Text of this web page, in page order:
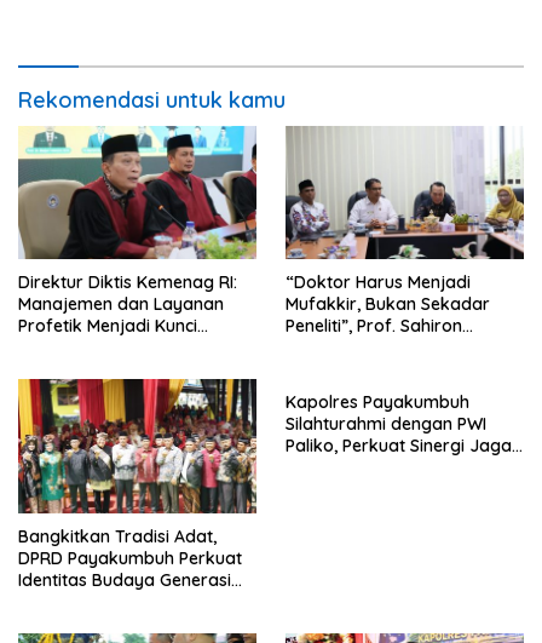
Rekomendasi untuk kamu
Direktur Diktis Kemenag RI:
Manajemen dan Layanan
Profetik Menjadi Kunci
Kampus Bereputasi Global
“Doktor Harus Menjadi
Mufakkir, Bukan Sekadar
Peneliti”, Prof. Sahiron
Bangkitkan Tradisi Adat,
DPRD Payakumbuh Perkuat
Identitas Budaya Generasi
Kapolres Payakumbuh
Silahturahmi dengan PWI
Paliko, Perkuat Sinergi Jaga